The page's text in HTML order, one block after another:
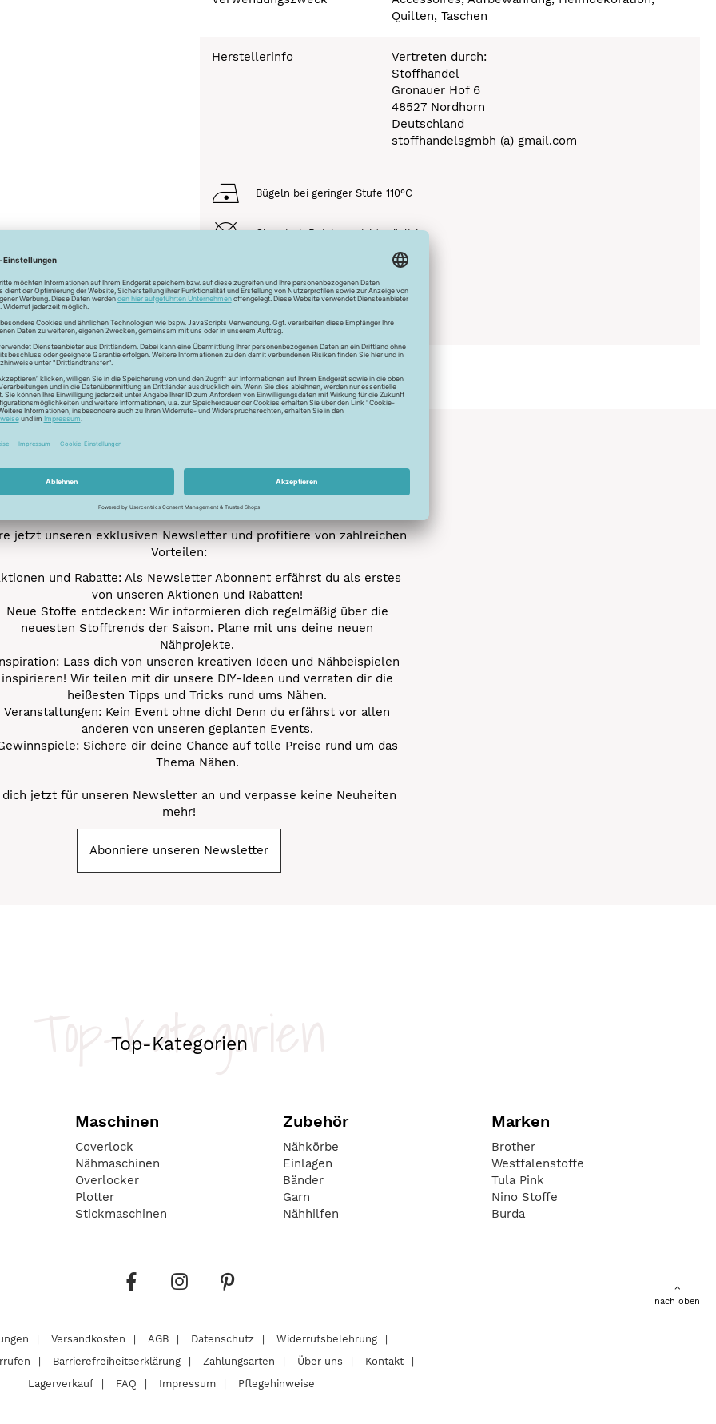
Quilten, Taschen
Herstellerinfo
Vertreten durch:
Stoffhandel
Gronauer Hof 6
48527 Nordhorn
Deutschland
stoffhandelsgmbh (a) gmail.com
Bügeln bei geringer Stufe 110°C
Chemisch Reinigen nicht möglich
Unser Newsletter
Newsletter
jetzt unseren exklusiven Newsletter und profitiere von zahlreichen
Vorteilen:
und Rabatte: Als Newsletter Abonnent erfährst du als erstes
von unseren Aktionen und Rabatten!
Neue Stoffe entdecken: Wir informieren dich regelmäßig über die
neuesten Stofftrends der Saison. Plane mit uns deine neuen
Nähprojekte.
Lass dich von unseren kreativen Ideen und Nähbeispielen
inspirieren! Wir teilen mit dir unsere DIY-Ideen und verraten dir die
heißesten Tipps und Tricks rund ums Nähen.
Veranstaltungen: Kein Event ohne dich! Denn du erfährst vor allen
anderen von unseren geplanten Events.
Sichere dir deine Chance auf tolle Preise rund um das
Thema Nähen.
dich jetzt für unseren Newsletter an und verpasse keine Neuheiten
mehr!
Abonniere unseren Newsletter
Top-Kategorien
Top-Kategorien
Maschinen
Coverlock
Nähmaschinen
Overlocker
Plotter
Stickmaschinen
Zubehör
Nähkörbe
Einlagen
Bänder
Garn
Nähhilfen
Marken
Brother
Westfalenstoffe
Tula Pink
Nino Stoffe
Burda
nach oben
Versandkosten AGB Datenschutz
Widerrufsbelehrung
Barrierefreiheitserklärung Zahlungsarten Über uns
Kontakt
Lagerverkauf
FAQ Impressum Pflegehinweise